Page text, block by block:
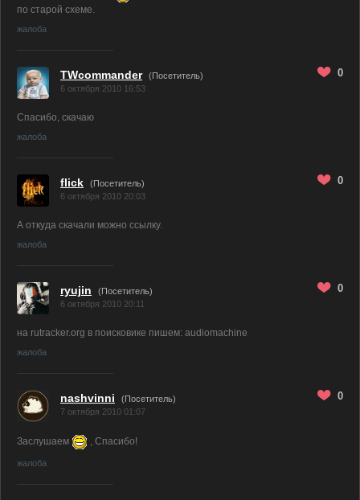
по старой схеме.
жалоба
TWcommander
(Посетитель)
6 октября 2010 16:53
0
Спасибо, скачаю
жалоба
flick
(Посетитель)
6 октября 2010 20:03
0
А откуда скачали можно ссылку.
жалоба
ryujin
(Посетитель)
6 октября 2010 20:11
0
на rutracker.org в поисковике пишем: audiomachine
жалоба
nashvinni
(Посетитель)
7 октября 2010 01:07
0
Заслушаем , Спасибо!
жалоба